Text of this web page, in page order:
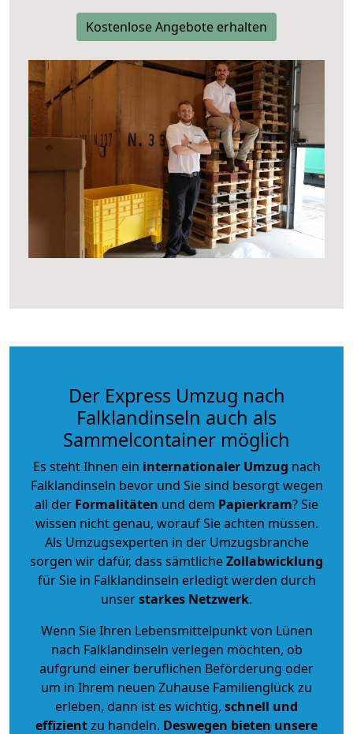
Kostenlose Angebote erhalten
Der Express Umzug nach
Falklandinseln auch als
Sammelcontainer möglich
Es steht Ihnen ein internationaler Umzug nach
Falklandinseln bevor und Sie sind besorgt wegen
all der Formalitäten und dem Papierkram? Sie
wissen nicht genau, worauf Sie achten müssen.
Als Umzugsexperten in der Umzugsbranche
sorgen wir dafür, dass sämtlicheZollabwicklung
für Sie in Falklandinseln erledigt werden durch
unserstarkes Netzwerk.
Wenn Sie Ihren Lebensmittelpunkt von Lünen
nach Falklandinseln verlegen möchten, ob
aufgrund einer beruflichen Beförderung oder
um in Ihrem neuen Zuhause Familienglück zu
erleben, dann ist es wichtig, schnell und
effizientzu handeln. Deswegen bieten unsere